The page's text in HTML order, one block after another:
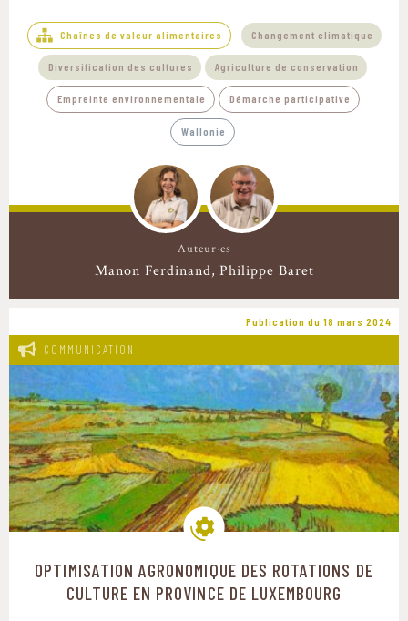
Chaînes de valeur alimentaires Changement climatique
Diversification des cultures Agriculture de conservation
Empreinte environnementale Démarche participative
Wallonie
Auteur·es
Manon Ferdinand Philippe Baret
Publication du 18 mars 2024
COMMUNICATION
Modes de production
OPTIMISATION AGRONOMIQUE DES ROTATIONS DE
CULTURE EN PROVINCE DE LUXEMBOURG